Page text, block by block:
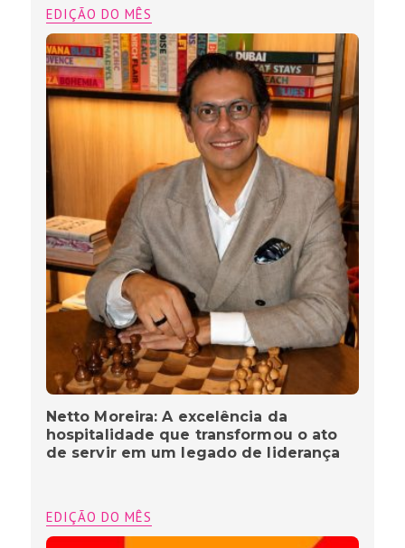
EDIÇÃO DO MÊS
Netto Moreira: A excelência da
hospitalidade que transformou o ato
de servir em um legado de liderança
EDIÇÃO DO MÊS